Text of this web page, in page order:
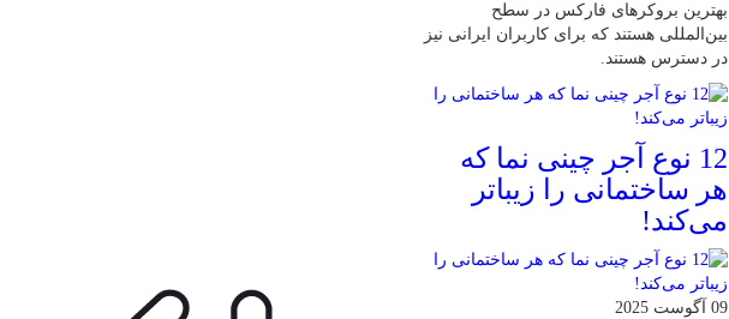
بهترین بروکرهای فارکس در سطح
بین‌المللی هستند که برای کاربران ایرانی نیز
در دسترس هستند.
12 نوع آجر چینی نما که
هر ساختمانی را زیباتر
می‌کند!
09 آگوست 2025